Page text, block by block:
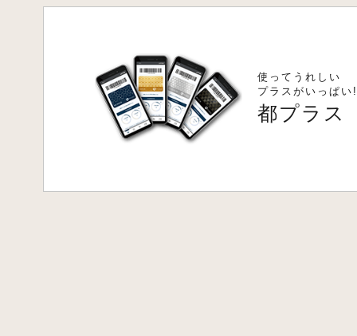
使ってうれしい
プラスがいっぱい
都プラス